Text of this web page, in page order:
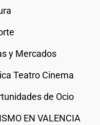
y Mercados
Teatro Cinema
de Ocio
EN VALENCIA